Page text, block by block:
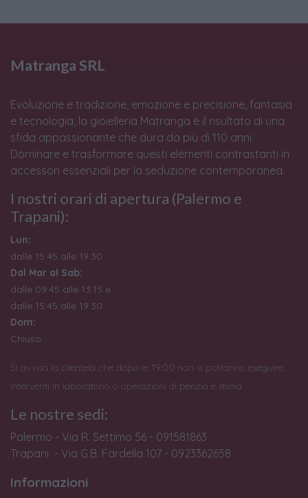
Matranga SRL
Evoluzione e tradizione, emozione e precisione, fantasia
e tecnologia, la gioielleria Matranga è il risultato di una
sfida appassionante che dura da più di 110 anni.
Dominare e trasformare questi elementi contrastanti in
accessori essenziali per la seduzione contemporanea.
I nostri orari di apertura (Palermo e
Trapani):
Lun:
dalle 15:45 alle 19:30
Dal Mar al Sab:
dalle 09:45 alle 13:15 e
dalle 15:45 alle 19:30
Dom:
Chiuso
Si avvisa la clientela che dopo le 19:00 non si potranno eseguire
interventi in laboratorio o operazioni di perizia e stima.
Le nostre sedi:
Palermo - Via R. Settimo 56 - 091581863
Trapani - Via G.B. Fardella 107 - 0923362658
Informazioni